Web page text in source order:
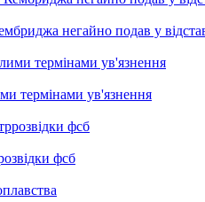
негайно подав у
термінами ув'язнення
фсб